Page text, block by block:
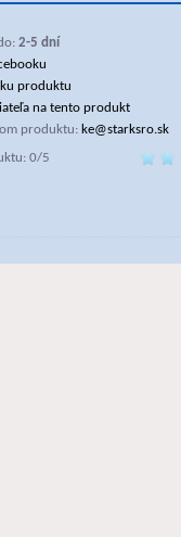
2-5 dní
produktu
na tento produkt
produktu: ke@starksro.sk
0/5